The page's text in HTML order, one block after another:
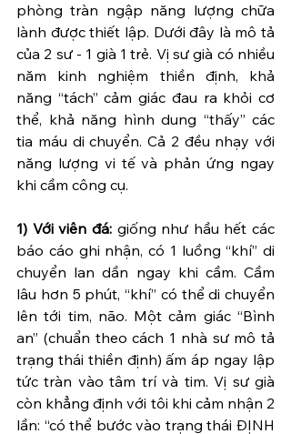
phòng tràn ngập năng lượng chữa
lành được thiết lập. Dưới đây là mô tả
của 2 sư - 1 già 1 trẻ. Vị sư già có nhiều
năm kinh nghiệm thiền định, khả
năng “tách” cảm giác đau ra khỏi cơ
thể, khả năng hình dung “thấy” các
tia máu di chuyển. Cả 2 đều nhạy với
năng lượng vi tế và phản ứng ngay
khi cầm công cụ.
1) Với viên đá: giống như hầu hết các
báo cáo ghi nhận, có 1 luồng “khí” di
chuyển lan dần ngay khi cầm. Cầm
lâu hơn 5 phút, “khí” có thể di chuyển
lên tới tim, não. Một cảm giác “Bình
an” (chuẩn theo cách 1 nhà sư mô tả
trạng thái thiền định) ấm áp ngay lập
tức tràn vào tâm trí và tim. Vị sư già
còn khẳng định với tôi khi cảm nhận 2
lần: “có thể bước vào trạng thái ĐỊNH